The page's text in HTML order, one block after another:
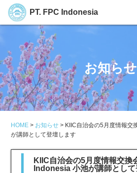
PT. FPC Indonesia
お知らせ
HOME > お知らせ > KIIC自治会の5月度情報交
が講師として登壇します
KIIC自治会の5月度情報交換
Indonesia 小池が講師とし